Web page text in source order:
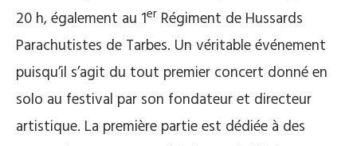
20 h, également au 1er Régiment de Hussards
Parachutistes de Tarbes. Un véritable événement
puisqu’il s’agit du tout premier concert donné en
solo au festival par son fondateur et directeur
artistique. La première partie est dédiée à des